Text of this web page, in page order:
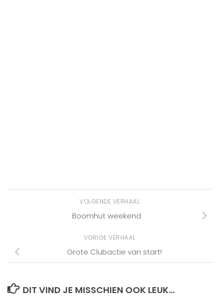
VOLGENDE VERHAAL
Boomhut weekend
VORIGE VERHAAL
Grote Clubactie van start!
DIT VIND JE MISSCHIEN OOK LEUK...